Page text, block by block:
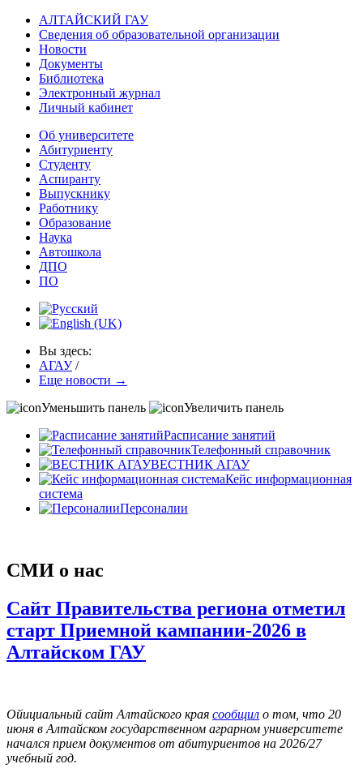
АЛТАЙСКИЙ ГАУ
Сведения об образовательной организации
Новости
Документы
Библиотека
Электронный журнал
Личный кабинет
Об университете
Абитуриенту
Студенту
Аспиранту
Выпускнику
Работнику
Образование
Наука
Автошкола
ДПО
ПО
Вы здесь:
АГАУ /
Еще новости →
Уменьшить панель
Увеличить панель
Расписание занятий
Телефонный справочник
ВЕСТНИК АГАУ
Кейс информационная
система
Персоналии
СМИ о нас
Сайт Правительства региона отметил
старт Приемной кампании-2026 в
Алтайском ГАУ
Ойициальный сайт Алтайского края сообщил о том, что 20
июня в Алтайском государственном аграрном университете
начался прием документов от абитуриентов на 2026/27
учебный год.